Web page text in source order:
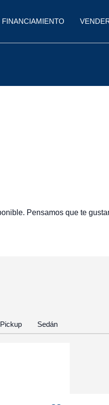
FINANCIAMIENTO
Pensamos que te
Pickup Sedán